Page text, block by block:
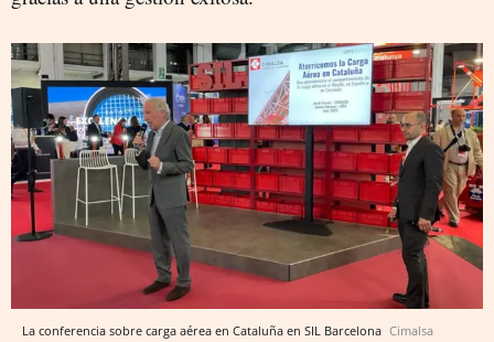
La conferencia sobre carga aérea en Cataluña en SIL Barcelona Cimalsa